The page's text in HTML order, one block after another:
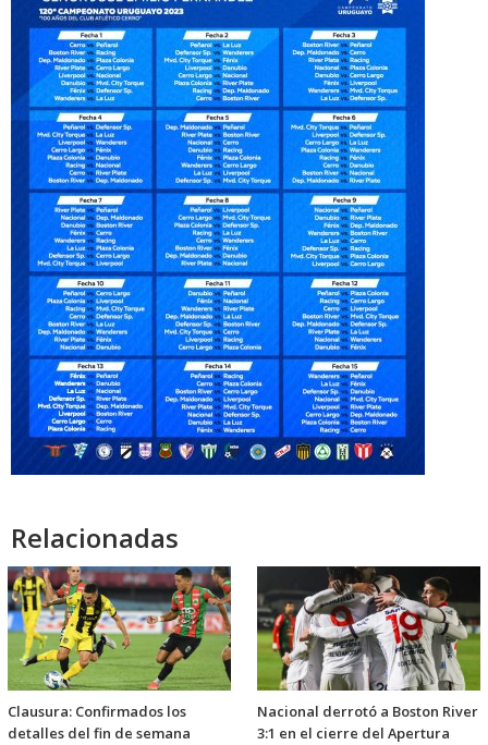
Relacionadas
Clausura: Confirmados los
detalles del fin de semana
Nacional derrotó a Boston River
3:1 en el cierre del Apertura